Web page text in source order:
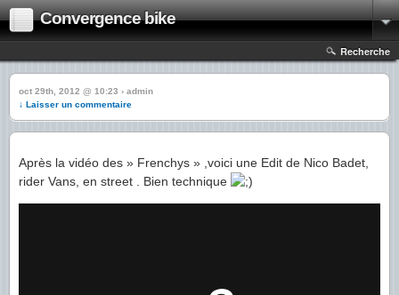
Convergence bike
Recherche
oct 29th, 2012 @ 10:23 › admin
↓ Laisser un commentaire
Après la vidéo des » Frenchys » ,voici une Edit de Nico Badet,
rider Vans, en street . Bien technique